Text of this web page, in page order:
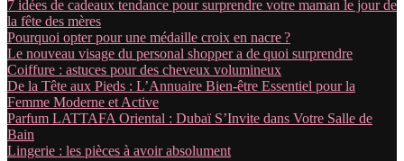
7 idées de cadeaux tendance pour surprendre votre maman le jour de
la fête des mères
Pourquoi opter pour une médaille croix en nacre ?
Le nouveau visage du personal shopper a de quoi surprendre
Coiffure : astuces pour des cheveux volumineux
De la Tête aux Pieds : L’Annuaire Bien-être Essentiel pour la
Femme Moderne et Active
Parfum LATTAFA Oriental : Dubaï S’Invite dans Votre Salle de
Bain
Lingerie : les pièces à avoir absolument